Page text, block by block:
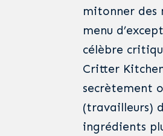
mitonner des
menu
célèbre
Critter
secrètement
(travailleurs)
ingrédients